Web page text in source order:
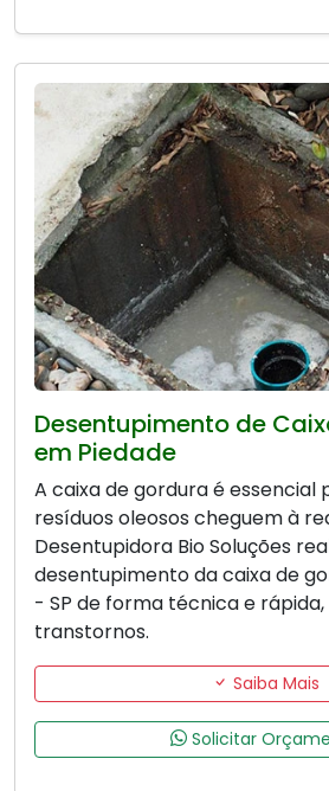
Desentupimento de
em Piedade
A caixa de gordura é essencial
resíduos oleosos cheguem à
Desentupidora Bio Soluções
desentupimento da caixa de
- SP de forma técnica e
transtornos.
Saiba Mais
Solicitar